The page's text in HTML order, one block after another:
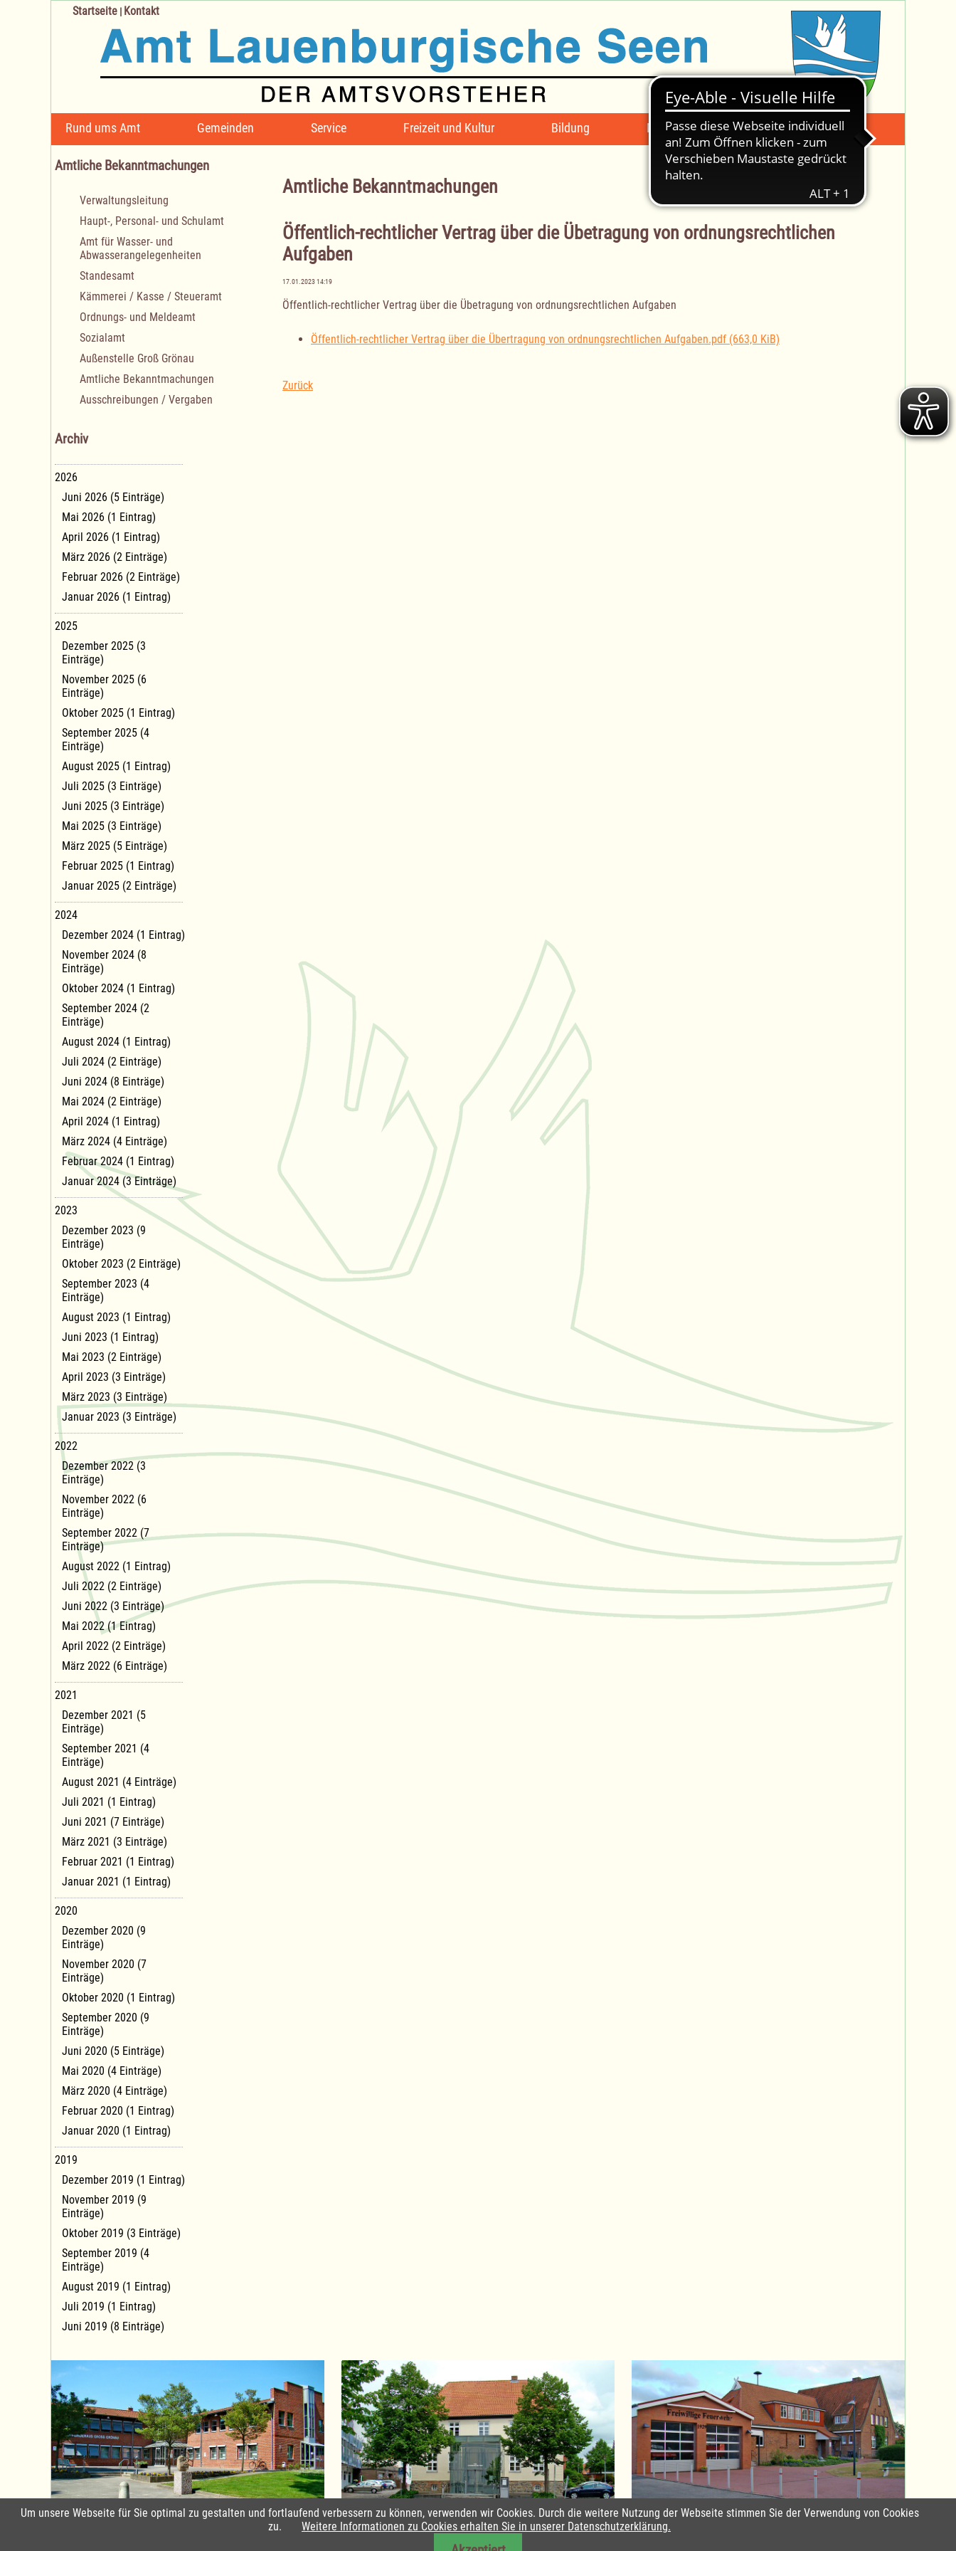
Navigation
überspringen
Rund ums Amt Gemeinden Service Freizeit und Kultur Bildung Mängelmeldung Suche -
Startseite | Kontakt
Amtliche Bekanntmachungen
Öffentlich-rechtlicher Vertrag über die Übetragung von ordnungsrechtlichen
Aufgaben
17.01.2023 14:19
Öffentlich-rechtlicher Vertrag über die Übetragung von ordnungsrechtlichen Aufgaben
Öffentlich-rechtlicher Vertrag über die Übertragung von ordnungsrechtlichen Aufgaben.pdf (663,0 KiB)
Zurück
Amtliche Bekanntmachungen
Navigation
überspringen
Verwaltungsleitung
Haupt-, Personal- und Schulamt
Amt für Wasser- und
Abwasserangelegenheiten
Standesamt
Kämmerei / Kasse / Steueramt
Ordnungs- und Meldeamt
Sozialamt
Außenstelle Groß Grönau
Amtliche Bekanntmachungen
Ausschreibungen / Vergaben
Archiv
2026
Juni 2026 (5 Einträge)
Mai 2026 (1 Eintrag)
April 2026 (1 Eintrag)
März 2026 (2 Einträge)
Februar 2026 (2 Einträge)
Januar 2026 (1 Eintrag)
2025
Dezember 2025 (3
Einträge)
November 2025 (6
Einträge)
Oktober 2025 (1 Eintrag)
September 2025 (4
Einträge)
August 2025 (1 Eintrag)
Juli 2025 (3 Einträge)
Juni 2025 (3 Einträge)
Mai 2025 (3 Einträge)
März 2025 (5 Einträge)
Februar 2025 (1 Eintrag)
Januar 2025 (2 Einträge)
2024
Dezember 2024 (1 Eintrag)
November 2024 (8
Einträge)
Oktober 2024 (1 Eintrag)
September 2024 (2
Einträge)
August 2024 (1 Eintrag)
Juli 2024 (2 Einträge)
Juni 2024 (8 Einträge)
Mai 2024 (2 Einträge)
April 2024 (1 Eintrag)
März 2024 (4 Einträge)
Februar 2024 (1 Eintrag)
Januar 2024 (3 Einträge)
2023
Dezember 2023 (9
Einträge)
Oktober 2023 (2 Einträge)
September 2023 (4
Einträge)
August 2023 (1 Eintrag)
Juni 2023 (1 Eintrag)
Mai 2023 (2 Einträge)
April 2023 (3 Einträge)
März 2023 (3 Einträge)
Januar 2023 (3 Einträge)
2022
Dezember 2022 (3
Einträge)
November 2022 (6
Einträge)
September 2022 (7
Einträge)
August 2022 (1 Eintrag)
Juli 2022 (2 Einträge)
Juni 2022 (3 Einträge)
Mai 2022 (1 Eintrag)
April 2022 (2 Einträge)
März 2022 (6 Einträge)
2021
Dezember 2021 (5
Einträge)
September 2021 (4
Einträge)
August 2021 (4 Einträge)
Juli 2021 (1 Eintrag)
Juni 2021 (7 Einträge)
März 2021 (3 Einträge)
Februar 2021 (1 Eintrag)
Januar 2021 (1 Eintrag)
2020
Dezember 2020 (9
Einträge)
November 2020 (7
Einträge)
Oktober 2020 (1 Eintrag)
September 2020 (9
Einträge)
Juni 2020 (5 Einträge)
Mai 2020 (4 Einträge)
März 2020 (4 Einträge)
Februar 2020 (1 Eintrag)
Januar 2020 (1 Eintrag)
2019
Dezember 2019 (1 Eintrag)
November 2019 (9
Einträge)
Oktober 2019 (3 Einträge)
September 2019 (4
Einträge)
August 2019 (1 Eintrag)
Juli 2019 (1 Eintrag)
Juni 2019 (8 Einträge)
Standort Groß Grönau Amtsverwaltung Lauenburgische Seen Standort Sterley
Um unsere Webseite für Sie optimal zu gestalten und fortlaufend verbessern zu können, verwenden wir Cookies. Durch die weitere Nutzung der Webseite stimmen Sie der Verwendung von Cookies
zu.
Weitere Informationen zu Cookies erhalten Sie in unserer Datenschutzerklärung.